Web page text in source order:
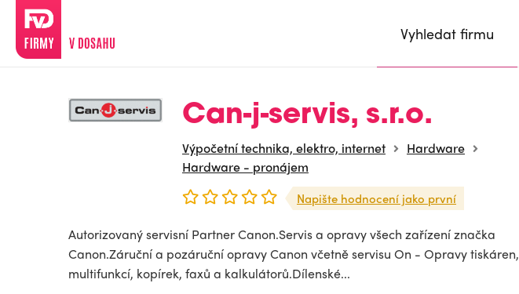
Vyhledat firmu
Can-j-servis, s.r.o.
Výpočetní technika, elektro, internet
Hardware
Hardware - pronájem
Napište hodnocení jako první
Autorizovaný servisní Partner Canon.Servis a opravy všech zařízení značka
Canon.Záruční a pozáruční opravy Canon včetně servisu On - Opravy tiskáren,
multifunkcí, kopírek, faxů a kalkulátorů.Dílenské...